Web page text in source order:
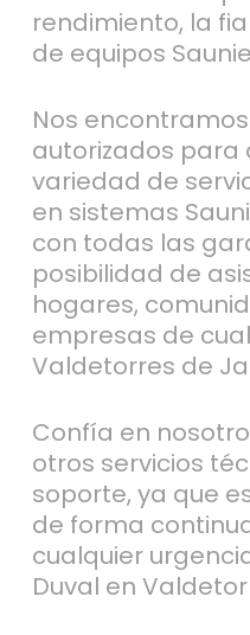
rendimiento, la
de equipos
Nos
autorizados para
variedad de
en sistemas
con todas las
posibilidad de
hogares,
empresas de
Valdetorres de
Confía en
otros servicios
soporte, ya que
de forma
cualquier
Duval en